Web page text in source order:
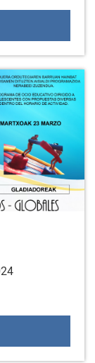
por la noche
Gazteleku